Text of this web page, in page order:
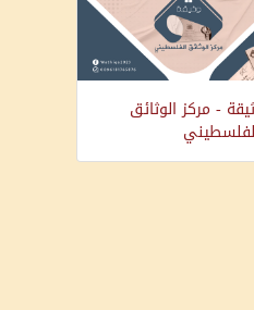
- مركز الوثائق